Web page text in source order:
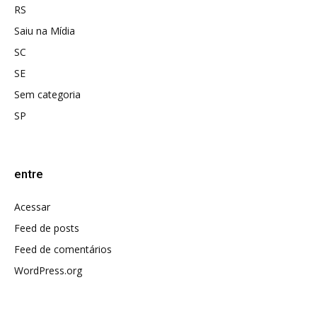
RS
Saiu na Mídia
SC
SE
Sem categoria
SP
entre
Acessar
Feed de posts
Feed de comentários
WordPress.org